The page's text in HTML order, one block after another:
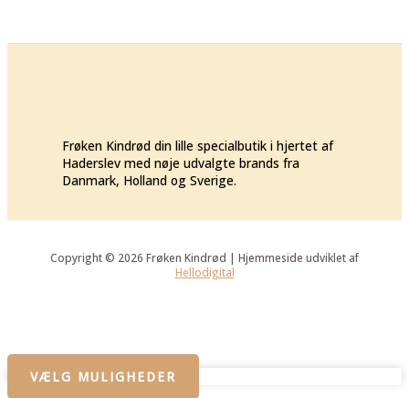
Frøken Kindrød din lille specialbutik i hjertet af
Haderslev med nøje udvalgte brands fra
Danmark, Holland og Sverige.
Copyright © 2026 Frøken Kindrød | Hjemmeside udviklet af
Hellodigital
VÆLG MULIGHEDER